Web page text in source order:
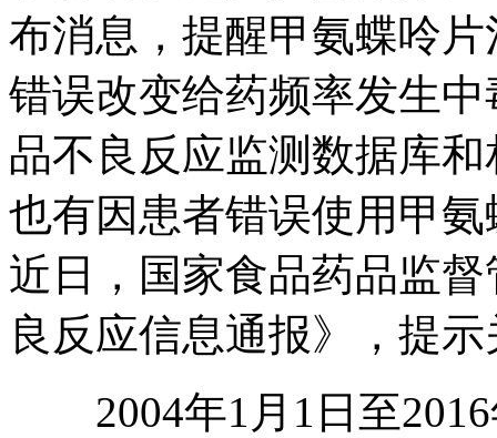
布消息，提醒甲氨蝶呤
错误改变给药频率发生
品不良反应监测数据库
也有因患者错误使用甲
近日，国家食品药品监
良反应信息通报》，提
2004年1月1日至2016